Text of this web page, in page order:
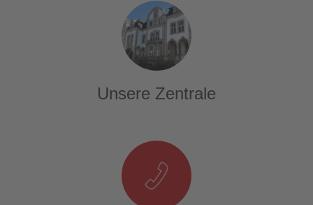
Unsere Zentrale